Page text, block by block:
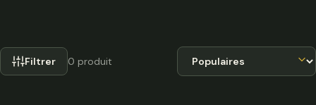
Filtrer 0 produit Trier par